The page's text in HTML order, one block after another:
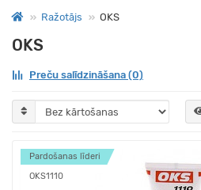
Ražotājs OKS
OKS
Preču salīdzināšana (0)
Pardošanas līderi
OKS1110